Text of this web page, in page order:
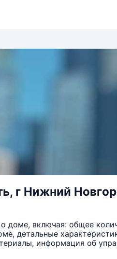
г Нижний
включая: общее
детальные
информация об